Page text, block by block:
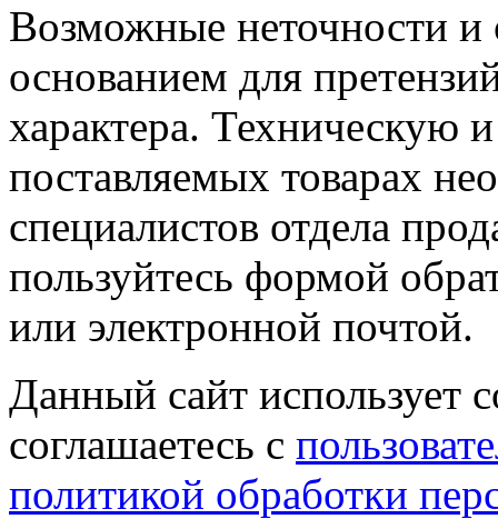
Возможные неточности и
основанием для
характера.
поставляемых товарах
специалистов отдела
пользуйтесь формой
или электронной почтой.
Данный сайт использует
соглашаетесь с
политикой обработки